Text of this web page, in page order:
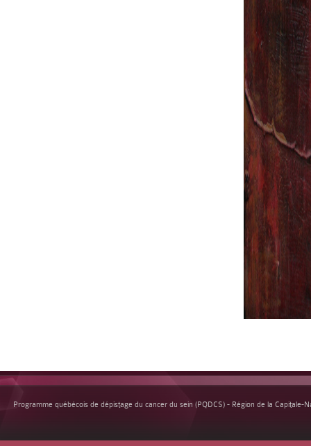
Programme québécois de dépistage du cancer du sein (PQDCS) - Région de la Capitale-